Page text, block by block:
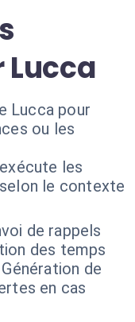
Lucca pour
ou les
les
le contexte
de rappels
des temps
de
en cas